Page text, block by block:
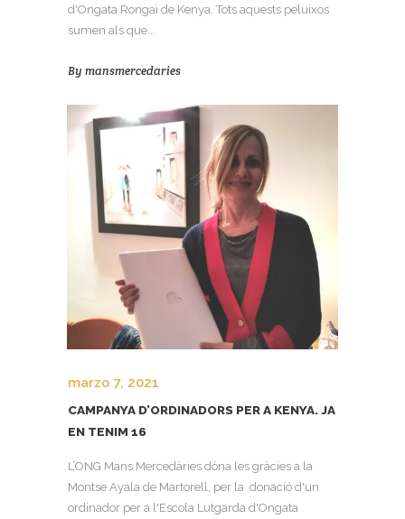
d'Ongata Rongai de Kenya. Tots aquests peluixos
sumen als que...
By mansmercedaries
marzo 7, 2021
CAMPANYA D’ORDINADORS PER A KENYA. JA
EN TENIM 16
L’ONG Mans Mercedàries dóna les gràcies a la
Montse Ayala de Martorell, per la donació d'un
ordinador per a l'Escola Lutgarda d'Ongata